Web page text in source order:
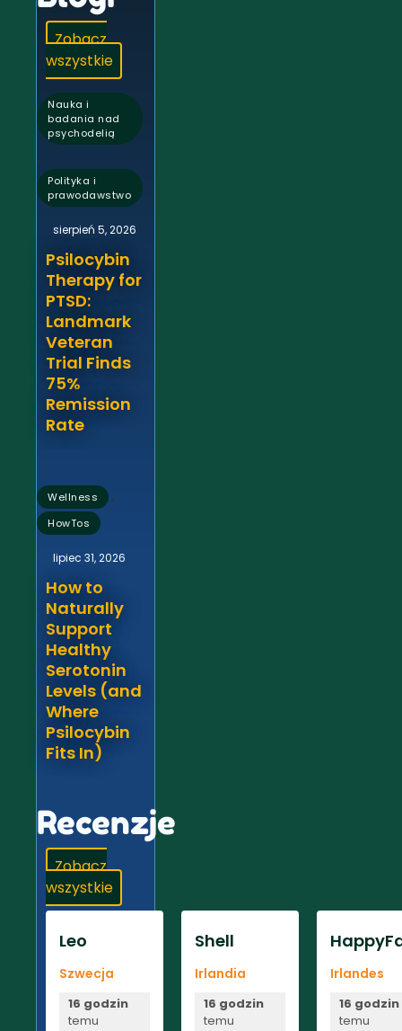
Zobacz
wszystkie
Nauka i
badania nad
psychodelią
,
Polityka i
prawodawstwo
sierpień 5, 2026
Psilocybin
Therapy for
PTSD:
Landmark
Veteran
Trial Finds
75%
Remission
Rate
Wellness ,
HowTos
lipiec 31, 2026
How to
Naturally
Support
Healthy
Serotonin
Levels (and
Where
Psilocybin
Fits In)
Recenzje
Zobacz
wszystkie
Leo
Szwecja
16 godzin
temu
Shell
Irlandia
16 godzin
temu
Irlandes
16 godzin
temu